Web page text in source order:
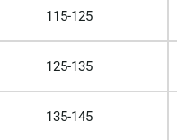
115-125
125-135
135-145